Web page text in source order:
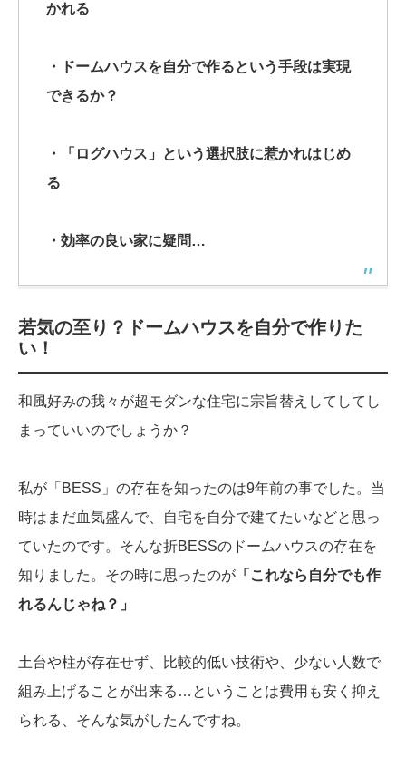
かれる
・ドームハウスを自分で作るという手段は実現
できるか？
・「ログハウス」という選択肢に惹かれはじめ
る
・効率の良い家に疑問…
若気の至り？ドームハウスを自分で作りた
い！
和風好みの我々が超モダンな住宅に宗旨替えしてしてし
まっていいのでしょうか？
私が「BESS」の存在を知ったのは9年前の事でした。当
時はまだ血気盛んで、自宅を自分で建てたいなどと思っ
ていたのです。そんな折BESSのドームハウスの存在を
知りました。その時に思ったのが 「これなら自分でも作
れるんじゃね？」
土台や柱が存在せず、比較的低い技術や、少ない人数で
組み上げることが出来る…ということは費用も安く抑え
られる、そんな気がしたんですね。